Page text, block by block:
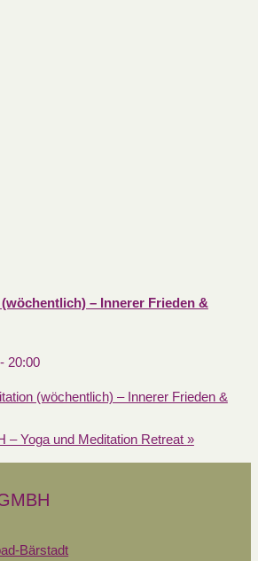
– Innerer Frieden &
20:00
(wöchentlich) – Innerer Frieden &
– Yoga und Meditation Retreat »
Bärstadt